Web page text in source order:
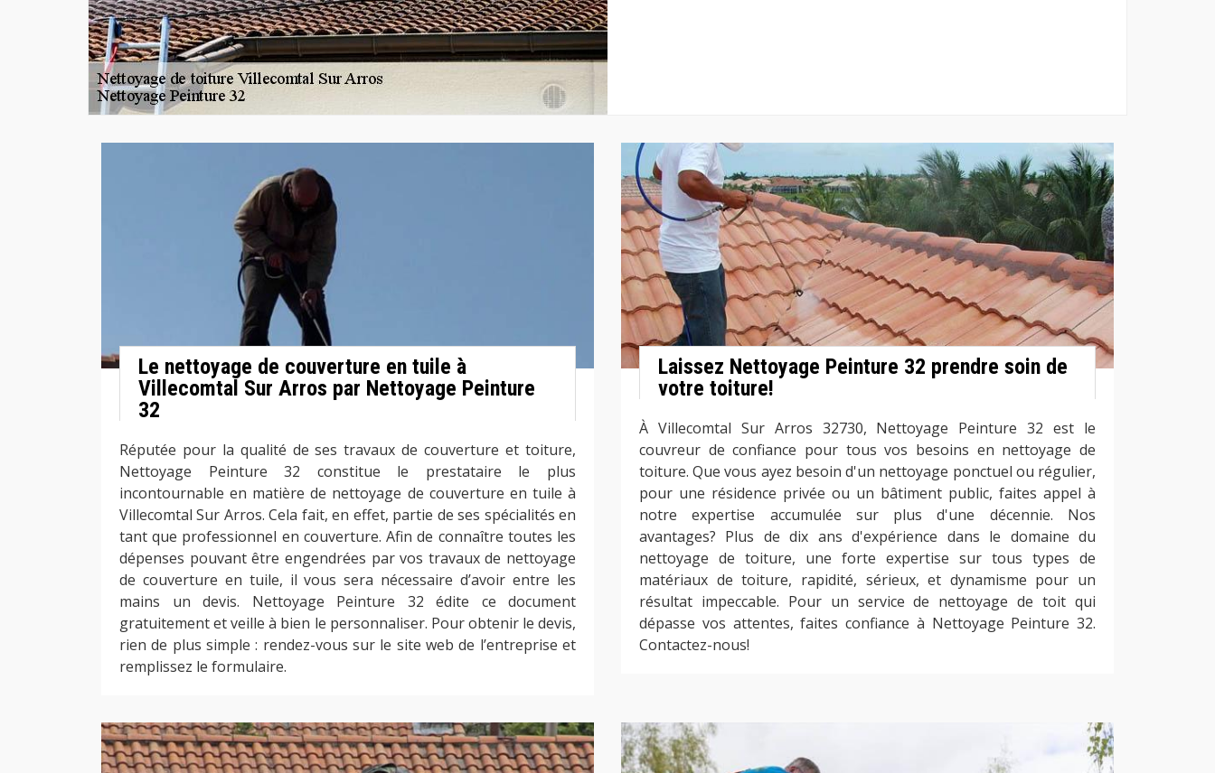
Le nettoyage de couverture en tuile à
Villecomtal Sur Arros par Nettoyage Peinture
32
Réputée pour la qualité de ses travaux de couverture et toiture,
Nettoyage Peinture 32 constitue le prestataire le plus
incontournable en matière de nettoyage de couverture en tuile à
Villecomtal Sur Arros. Cela fait, en effet, partie de ses spécialités en
tant que professionnel en couverture. Afin de connaître toutes les
dépenses pouvant être engendrées par vos travaux de nettoyage
de couverture en tuile, il vous sera nécessaire d’avoir entre les
mains un devis. Nettoyage Peinture 32 édite ce document
gratuitement et veille à bien le personnaliser. Pour obtenir le devis,
rien de plus simple : rendez-vous sur le site web de l’entreprise et
remplissez le formulaire.
Laissez Nettoyage Peinture 32 prendre soin de
votre toiture!
À Villecomtal Sur Arros 32730, Nettoyage Peinture 32 est le
couvreur de confiance pour tous vos besoins en nettoyage de
toiture. Que vous ayez besoin d'un nettoyage ponctuel ou régulier,
pour une résidence privée ou un bâtiment public, faites appel à
notre expertise accumulée sur plus d'une décennie. Nos
avantages? Plus de dix ans d'expérience dans le domaine du
nettoyage de toiture, une forte expertise sur tous types de
matériaux de toiture, rapidité, sérieux, et dynamisme pour un
résultat impeccable. Pour un service de nettoyage de toit qui
dépasse vos attentes, faites confiance à Nettoyage Peinture 32.
Contactez-nous!